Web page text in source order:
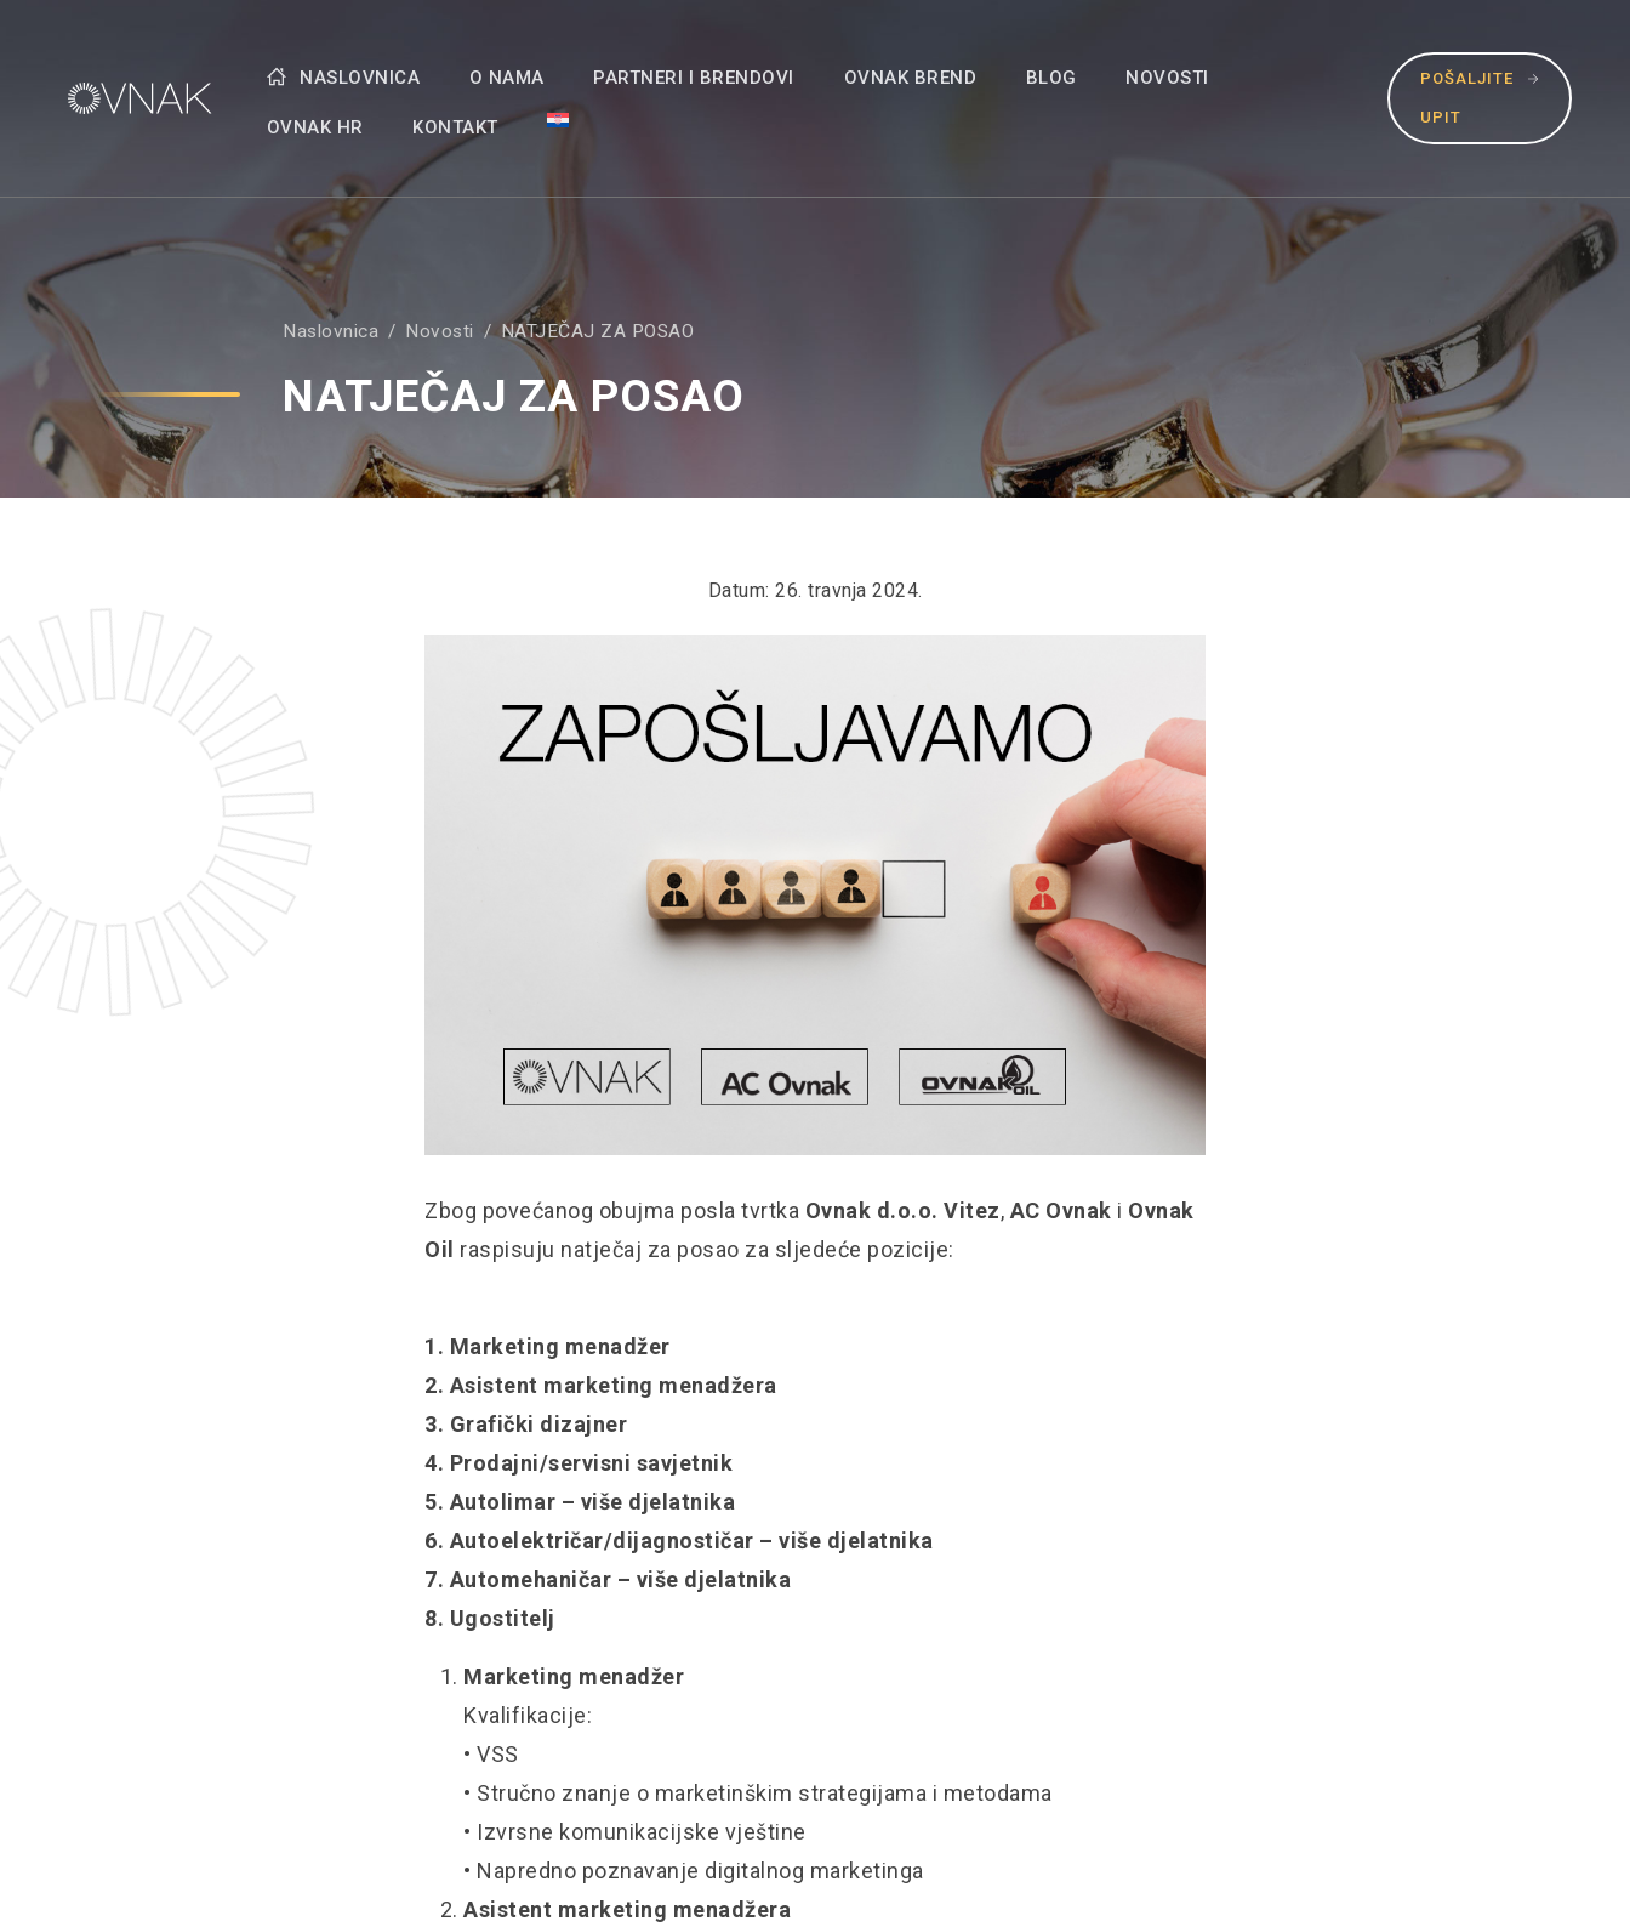
NASLOVNICA O NAMA PARTNERI I BRENDOVI OVNAK BREND BLOG NOVOSTI
OVNAK HR KONTAKT
POŠALJITE
UPIT
Naslovnica Novosti NATJEČAJ ZA POSAO
NATJEČAJ ZA POSAO
Datum: 26. travnja 2024.
Zbog povećanog obujma posla tvrtka Ovnak d.o.o. Vitez, AC Ovnak i Ovnak
Oil raspisuju natječaj za posao za sljedeće pozicije:
1. Marketing menadžer
2. Asistent marketing menadžera
3. Grafički dizajner
4. Prodajni/servisni savjetnik
5. Autolimar – više djelatnika
6. Autoelektričar/dijagnostičar – više djelatnika
7. Automehaničar – više djelatnika
8. Ugostitelj
Marketing menadžer
Kvalifikacije:
• VSS
• Stručno znanje o marketinškim strategijama i metodama
• Izvrsne komunikacijske vještine
• Napredno poznavanje digitalnog marketinga
Asistent marketing menadžera